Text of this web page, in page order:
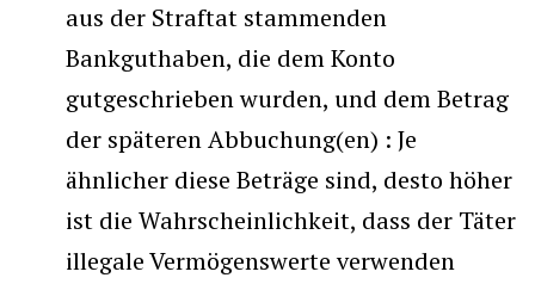
aus der Straftat stammenden
Bankguthaben, die dem Konto
gutgeschrieben wurden, und dem Betrag
der späteren Abbuchung(en) : Je
ähnlicher diese Beträge sind, desto höher
ist die Wahrscheinlichkeit, dass der Täter
illegale Vermögenswerte verwenden